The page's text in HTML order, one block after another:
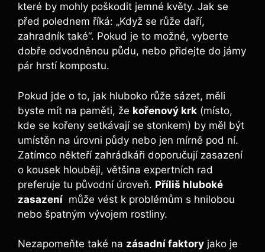
které by mohly poškodit jemné květy. Jak se
před polednem říká: „Když se ⁤růže daří,
zahradník ⁣také“. Pokud je ⁤to možné, vyberte
⁢dobře odvodněnou půdu, nebo přidejte do⁤ jámy
pár hrstí kompostu.
Pokud jde o to, jak hluboko růže‌ sázet, ‌měli
‍byste mít‍ na paměti, že kořenový krk (místo,
kde se‌ kořeny setkávají ​se stonkem) by měl být
umístěn ‍na úrovni⁢ půdy ‌nebo jen mírně pod ní.
Zatímco někteří zahrádkáři ⁢doporučují zasazení
o kousek⁢ hlouběji, většina expertních​ rad
⁤preferuje‍ tu původní‌ úroveň. Příliš hluboké
⁣zasazení ⁢ může vést k problémům s ‌hnilobou
nebo ⁢špatným vývojem rostliny.
Nezapomeňte ⁣také na zásadní faktory ‌jako je